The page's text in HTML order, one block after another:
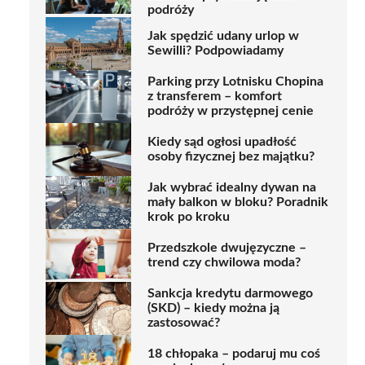
podróży
Jak spędzić udany urlop w
Sewilli? Podpowiadamy
Parking przy Lotnisku Chopina
z transferem – komfort
podróży w przystępnej cenie
Kiedy sąd ogłosi upadłość
osoby fizycznej bez majątku?
Jak wybrać idealny dywan na
mały balkon w bloku? Poradnik
krok po kroku
Przedszkole dwujęzyczne –
trend czy chwilowa moda?
Sankcja kredytu darmowego
(SKD) – kiedy można ją
zastosować?
18 chłopaka – podaruj mu coś